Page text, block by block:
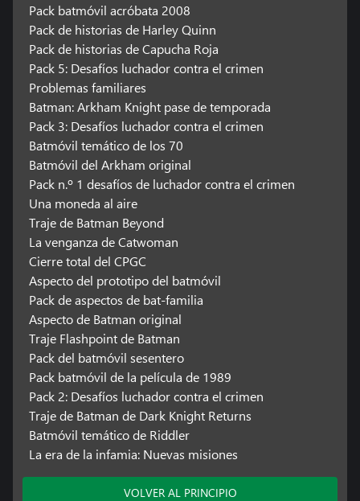
Pack batmóvil acróbata 2008
Pack de historias de Harley Quinn
Pack de historias de Capucha Roja
Pack 5: Desafíos luchador contra el crimen
Problemas familiares
Batman: Arkham Knight pase de temporada
Pack 3: Desafíos luchador contra el crimen
Batmóvil temático de los 70
Batmóvil del Arkham original
Pack n.º 1 desafíos de luchador contra el crimen
Una moneda al aire
Traje de Batman Beyond
La venganza de Catwoman
Cierre total del CPGC
Aspecto del prototipo del batmóvil
Pack de aspectos de bat-familia
Aspecto de Batman original
Traje Flashpoint de Batman
Pack del batmóvil sesentero
Pack batmóvil de la película de 1989
Pack 2: Desafíos luchador contra el crimen
Traje de Batman de Dark Knight Returns
Batmóvil temático de Riddler
La era de la infamia: Nuevas misiones
VOLVER AL PRINCIPIO